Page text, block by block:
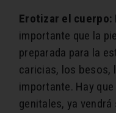
Erotizar el cuerpo:
importante que la
preparada para la
caricias, los besos,
importante. Hay
genitales, ya